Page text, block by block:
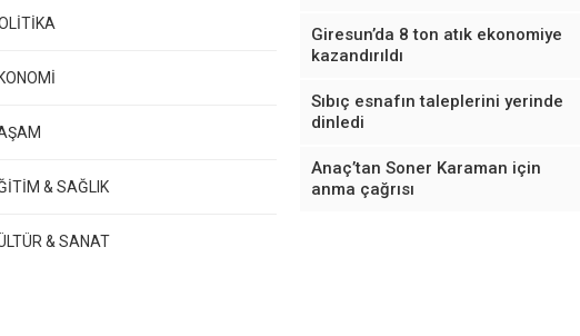
& SAĞLIK
& SANAT
Giresun’da 8 ton atık ekonomiye
kazandırıldı
Sıbıç esnafın taleplerini yerinde
dinledi
Anaç’tan Soner Karaman için
anma çağrısı